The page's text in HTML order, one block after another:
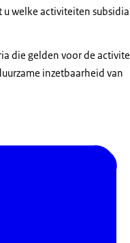
u welke activiteiten
die gelden voor de
inzetbaarheid van